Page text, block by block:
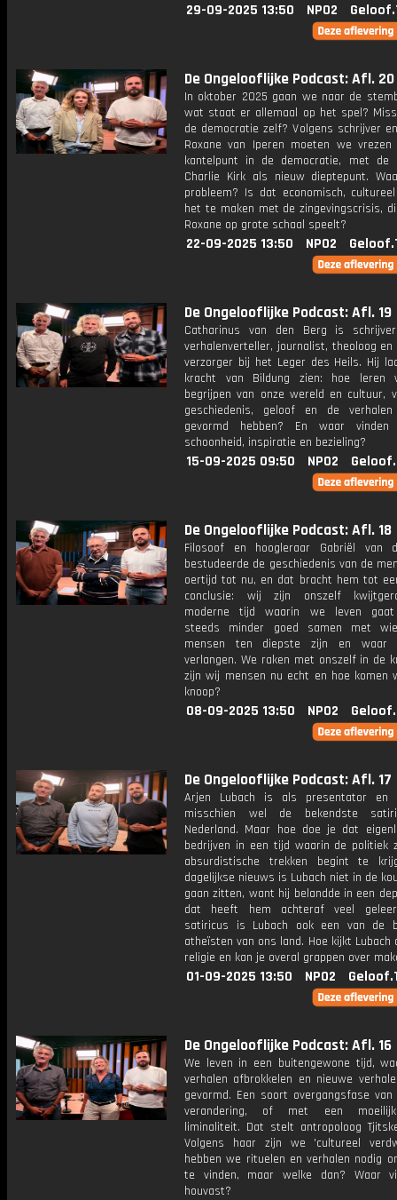
29-09-2025 13:50 NPO2
De Ongelooflijke Podcast: Afl. 20
In oktober 2025 gaan we naar de
wat staat er allemaal op het spel?
de democratie zelf? Volgens schrijver
Roxane van Iperen moeten we
kantelpunt in de democratie, met de
Charlie Kirk als nieuw dieptepunt.
probleem? Is dat economisch,
het te maken met de zingevingscrisis,
Roxane op grote schaal speelt?
22-09-2025 13:50 NPO2
De Ongelooflijke Podcast: Afl. 19
Catharinus van den Berg is
verhalenverteller, journalist, theoloog en
verzorger bij het Leger des Heils. Hij
kracht van Bildung zien: hoe leren
begrijpen van onze wereld en cultuur,
geschiedenis, geloof en de
gevormd hebben? En waar
schoonheid, inspiratie en bezieling?
15-09-2025 09:50 NPO2
De Ongelooflijke Podcast: Afl. 18
Filosoof en hoogleraar Gabriël van
bestudeerde de geschiedenis van de
oertijd tot nu, en dat bracht hem tot
conclusie: wij zijn onszelf
moderne tijd waarin we leven gaat
steeds minder goed samen met
mensen ten diepste zijn en waar
verlangen. We raken met onszelf in de
zijn wij mensen nu echt en hoe komen
knoop?
08-09-2025 13:50 NPO2
De Ongelooflijke Podcast: Afl. 17
Arjen Lubach is als presentator en
misschien wel de bekendste
Nederland. Maar hoe doe je dat
bedrijven in een tijd waarin de politiek
absurdistische trekken begint te
dagelijkse nieuws is Lubach niet in de
gaan zitten, want hij belandde in een
dat heeft hem achteraf veel
satiricus is Lubach ook een van de
atheïsten van ons land. Hoe kijkt Lubach
religie en kan je overal grappen over
01-09-2025 13:50 NPO2
De Ongelooflijke Podcast: Afl. 16
We leven in een buitengewone tijd,
verhalen afbrokkelen en nieuwe
gevormd. Een soort overgangsfase
verandering, of met een
liminaliteit. Dat stelt antropoloog
Volgens haar zijn we 'cultureel
hebben we rituelen en verhalen nodig
te vinden, maar welke dan? Waar
houvast?